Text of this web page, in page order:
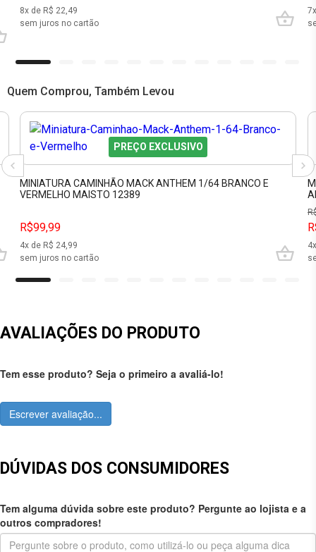
8x de R$ 22,49
sem juros no cartão
7
Quem Comprou, Também Levou
PREÇO EXCLUSIVO
MINIATURA CAMINHÃO MACK ANTHEM 1/64 BRANCO E
VERMELHO MAISTO 12389
R$99,99
4x de R$ 24,99
sem juros no cartão
4
AVALIAÇÕES DO PRODUTO
Tem esse produto? Seja o primeiro a avaliá-lo!
Escrever avaliação...
DÚVIDAS DOS CONSUMIDORES
Tem alguma dúvida sobre este produto? Pergunte ao lojista e a
outros compradores!